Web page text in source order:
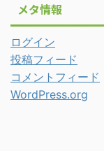
メタ情報
ログイン
投稿フィード
コメントフィード
WordPress.org